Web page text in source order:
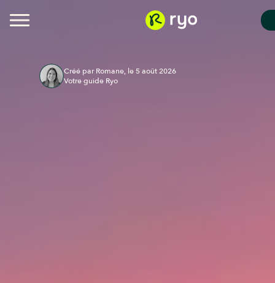
Créé par Romane, le 5 août 2026
Votre guide Ryo